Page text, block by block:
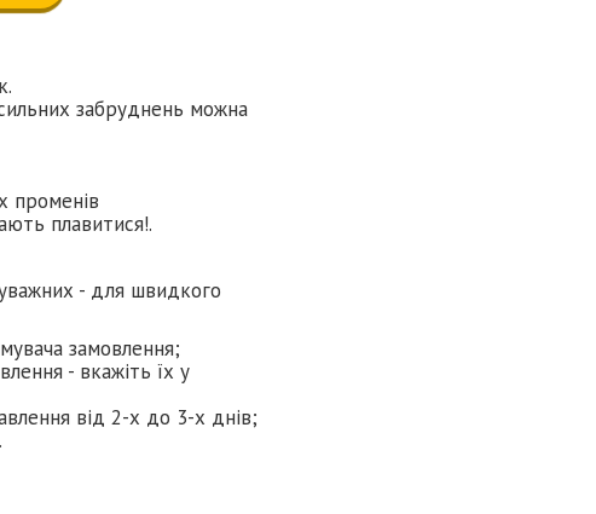
забруднень можна
променів
плавитися!.
- для швидкого
замовлення;
- вкажіть їх у
від 2-х до 3-х днів;